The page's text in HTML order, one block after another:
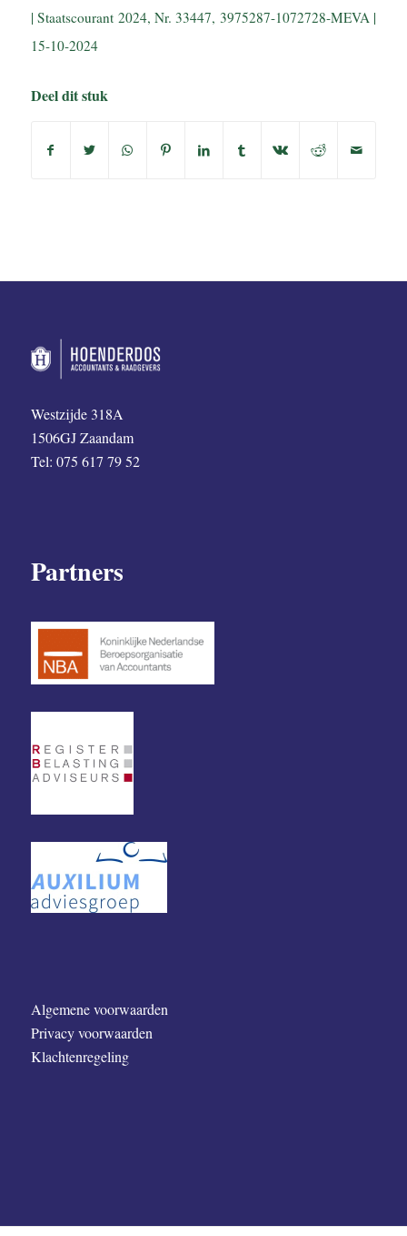
| Staatscourant 2024, Nr. 33447, 3975287-1072728-MEVA |
15-10-2024
Deel dit stuk
Westzijde 318A
1506GJ Zaandam
Tel: 075 617 79 52
Partners
Algemene voorwaarden
Privacy voorwaarden
Klachtenregeling